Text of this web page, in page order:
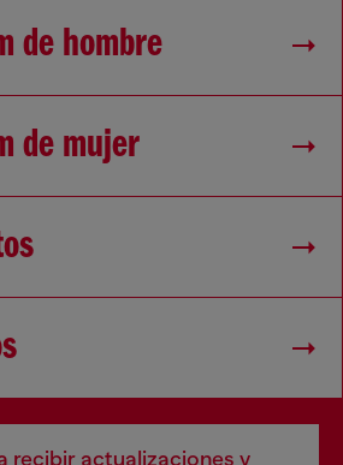
de hombre
de mujer
recibir actualizaciones y